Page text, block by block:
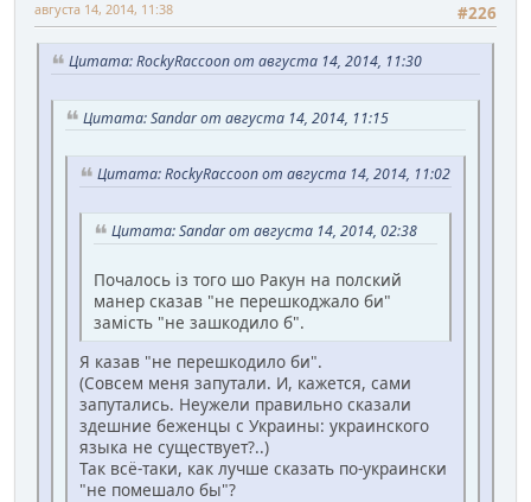
#226
августа 14, 2014, 11:38
Цитата: RockyRaccoon от августа 14, 2014, 11:30
Цитата: Sandar от августа 14, 2014, 11:15
Цитата: RockyRaccoon от августа 14, 2014, 11:02
Цитата: Sandar от августа 14, 2014, 02:38
Почалось із того шо Ракун на полский
манер сказав "не перешкоджало би"
замість "не зашкодило б".
Я казав "не перешкодило би".
(Совсем меня запутали. И, кажется, сами
запутались. Неужели правильно сказали
здешние беженцы с Украины: украинского
языка не существует?..)
Так всё-таки, как лучше сказать по-украински
"не помешало бы"?